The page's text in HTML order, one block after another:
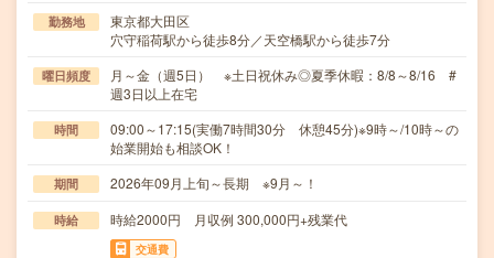
勤務地
東京都大田区
穴守稲荷駅から徒歩8分／天空橋駅から徒歩7分
曜日頻度
月～金（週5日） ※土日祝休み◎夏季休暇：8/8～8/16 #
週3日以上在宅
時間
09:00～17:15(実働7時間30分 休憩45分)※9時～/10時～の
始業開始も相談OK！
期間 2026年09月上旬～長期 ※9月～！
時給 時給2000円 月収例 300,000円+残業代
交通費